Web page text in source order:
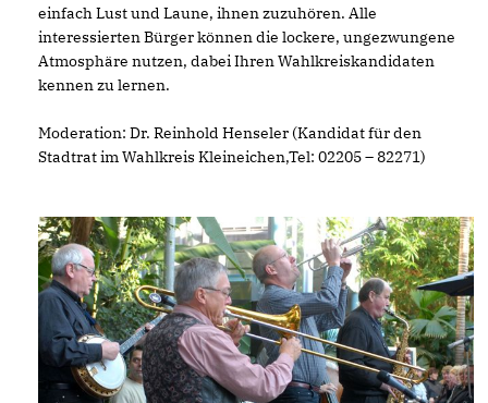
einfach Lust und Laune, ihnen zuzuhören. Alle
interessierten Bürger können die lockere, ungezwungene
Atmosphäre nutzen, dabei Ihren Wahlkreiskandidaten
kennen zu lernen.
Moderation: Dr. Reinhold Henseler (Kandidat für den
Stadtrat im Wahlkreis Kleineichen,Tel: 02205 – 82271)